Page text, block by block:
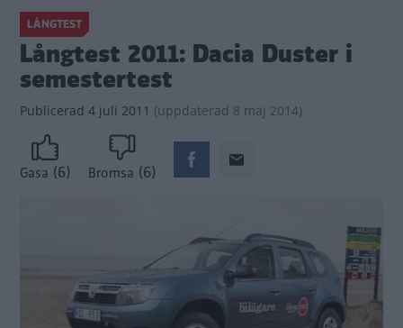
LÅNGTEST
Långtest 2011: Dacia Duster i
semestertest
Publicerad 4 juli 2011 (uppdaterad 8 maj 2014)
Gasa (6) Bromsa (6)